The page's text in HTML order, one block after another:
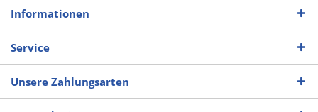
Informationen
Service
Unsere Zahlungsarten